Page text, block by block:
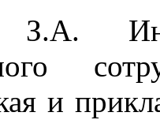
З.А.
и